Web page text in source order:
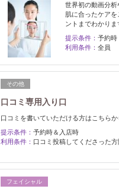
世界初の動画分
肌に合ったケア
ントまでわかりま
提示条件： 予約時
利用条件： 全員
その他
口コミ専用入り口
口コミを書いていただける方はこちら
提示条件： 予約時＆入店時
利用条件： 口コミ投稿してくださった方
フェイシャル